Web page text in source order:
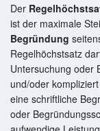
Der
ist der maximale
Begründung
Regelhöchstsatz
Untersuchung oder
und/oder
eine schriftliche
oder